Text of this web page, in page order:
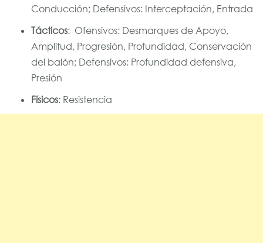
Conducción; Defensivos: Interceptación, Entrada
Tácticos: Ofensivos: Desmarques de Apoyo,
Amplitud, Progresión, Profundidad, Conservación
del balón; Defensivos: Profundidad defensiva,
Presión
Físicos: Resistencia